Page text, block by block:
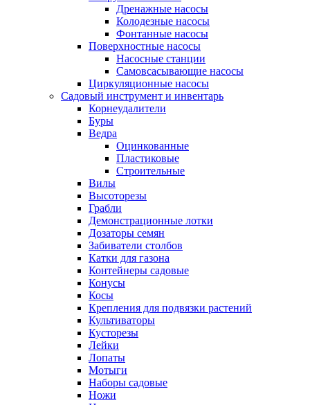
Дренажные насосы
Колодезные насосы
Фонтанные насосы
Поверхностные насосы
Насосные станции
Самовсасывающие насосы
Циркуляционные насосы
Садовый инструмент и инвентарь
Корнеудалители
Буры
Ведра
Оцинкованные
Пластиковые
Строительные
Вилы
Высоторезы
Грабли
Демонстрационные лотки
Дозаторы семян
Забиватели столбов
Катки для газона
Контейнеры садовые
Конусы
Косы
Крепления для подвязки растений
Культиваторы
Кусторезы
Лейки
Лопаты
Мотыги
Наборы садовые
Ножи